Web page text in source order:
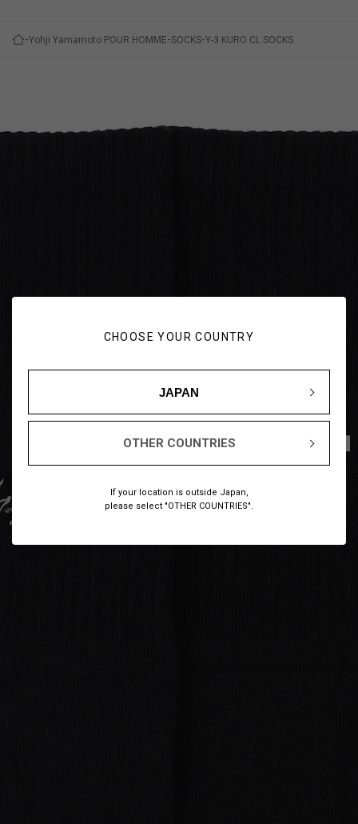
CHOOSE YOUR COUNTRY
JAPAN
OTHER COUNTRIES
If your location is outside Japan,
please select "OTHER COUNTRIES".
Yohji Yamamoto POUR HOMME SOCKS Y-3 KURO CL SOCKS